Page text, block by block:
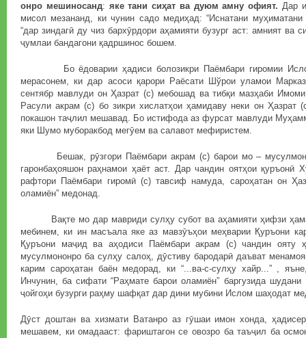
онро мешиносанд: яке тани сиҳат ва дуюм амну офият. Дар
мисол мезананд, ки чунин садо медиҳад: “Иснатани муҳиматани
“дар зиндагӣ ду чиз бархӯрдори аҳамияти бузург аст: амният ва
ҷумлаи бандагони қадршинос бошем.
Бо ёдоварии ҳадиси болозикри Паёмбари гиромии
мерасонем, ки дар асоси қарори Раёсати Шўрои уламои
сентябр мавлуди он Ҳазрат (с) мебошад ва тибқи мазҳаби
Расули акрам (с) бо зикри хислатҳои ҳамидаву неки он Ҳазрат
покашон таҷлил мешавад. Бо истифода аз фурсат мавлуди
яки Шумо муборакбод мегӯем ва салавот мефиристем.
Бешак, рӯзгори Паёмбари акрам (с) барои мо –
гаронбаҳояшон раҳнамои ҳаёт аст. Дар чандин оятҳои қуръонӣ
рафтори Паёмбари гиромӣ (с) тавсиф намуда, сароҳатан он
оламиён” медонад.
Вақте мо дар мавриди сулҳу субот ва аҳамияти ҳифзи
мебинем, ки ин масъала яке аз мавзӯъҳои меҳварии Қуръони
Қуръони маҷид ва аҳодиси Паёмбари акрам (с) чандин ояту
мусулмононро ба сулҳу салоҳ, дӯстиву бародарӣ даъват
карим сароҳатан баён медорад, ки “...ва-с-сулҳу хайр...” ,
Инчунин, ба сифати “Раҳмате барои оламиён” баргузида
ҷойгоҳи бузурги раҳму шафқат дар дини мубини Ислом шаҳодат
Дӯст доштан ва хизмати Ватанро аз гӯшаи имон хонда,
мешавем, ки омадааст: фариштагон се овозро ба таъҷил ба